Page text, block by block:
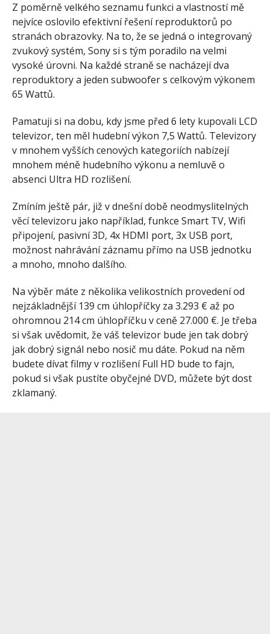
Z poměrně velkého seznamu funkci a vlastností mě
nejvíce oslovilo efektivní řešení reproduktorů po
stranách obrazovky. Na to, že se jedná o integrovaný
zvukový systém, Sony si s tým poradilo na velmi
vysoké úrovni. Na každé straně se nacházejí dva
reproduktory a jeden subwoofer s celkovým výkonem
65 Wattů.
Pamatuji si na dobu, kdy jsme před 6 lety kupovali LCD
televizor, ten měl hudební výkon 7,5 Wattů. Televizory
v mnohem vyšších cenových kategoriích nabízejí
mnohem méně hudebního výkonu a nemluvě o
absenci Ultra HD rozlišení.
Zmíním ještě pár, již v dnešní době neodmyslitelných
věcí televizoru jako například, funkce Smart TV, Wifi
připojení, pasivní 3D, 4x HDMI port, 3x USB port,
možnost nahrávání záznamu přímo na USB jednotku
a mnoho, mnoho dalšího.
Na výběr máte z několika velikostních provedení od
nejzákladnější 139 cm úhlopříčky za 3.293 € až po
ohromnou 214 cm úhlopříčku v ceně 27.000 €. Je třeba
si však uvědomit, že váš televizor bude jen tak dobrý
jak dobrý signál nebo nosič mu dáte. Pokud na něm
budete dívat filmy v rozlišení Full HD bude to fajn,
pokud si však pustíte obyčejné DVD, můžete být dost
zklamaný.